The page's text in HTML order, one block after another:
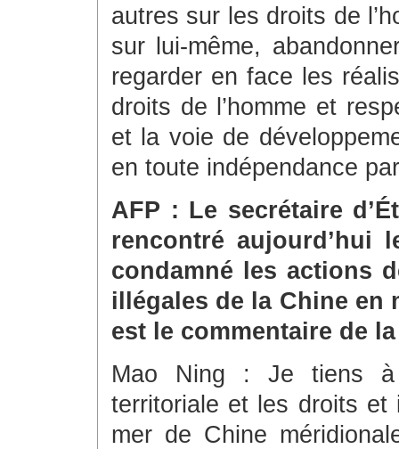
autres sur les droits de
sur lui-même,
regarder en face les
droits de l’homme et
et la voie de
en toute indépendance
AFP : Le secrétaire
rencontré aujourd’hui
condamné les actions
illégales de la Chine en
est le commentaire de
Mao Ning : Je tiens à
territoriale et les droits et
mer de Chine